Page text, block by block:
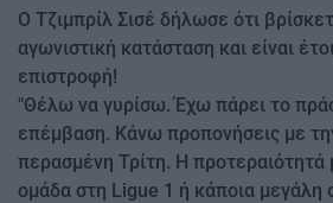
Ο Τζιμπρίλ Σισέ δήλωσε ότι
αγωνιστική κατάσταση και είναι
επιστροφή!
"Θέλω να γυρίσω. Έχω πάρει το
επέμβαση. Κάνω προπονήσεις με
περασμένη Τρίτη. Η προτεραιότητά
ομάδα στη Ligue 1 ή κάποια μεγάλη